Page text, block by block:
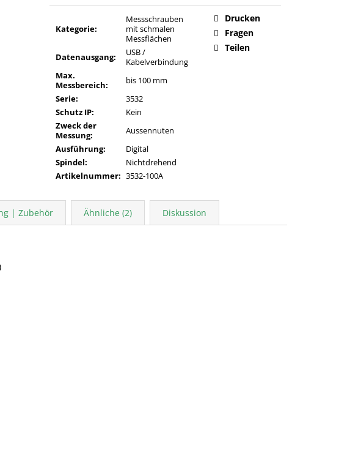
Kategorie:
Messschrauben
mit schmalen
Messflächen
Datenausgang:
USB /
Kabelverbindung
Max.
Messbereich:
bis 100 mm
Serie:
3532
Schutz IP:
Kein
Zweck der
Messung:
Aussennuten
Ausführung:
Digital
Spindel:
Nichtdrehend
Artikelnummer: 3532-100A
Drucken
Fragen
Teilen
| Zubehör Ähnliche (2) Diskussion